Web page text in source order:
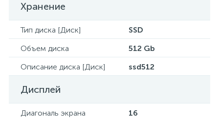
Хранение
Тип диска [Диск]
SSD
Объем диска
512 Gb
Описание диска [Диск]
ssd512
Дисплей
Диагональ экрана
16